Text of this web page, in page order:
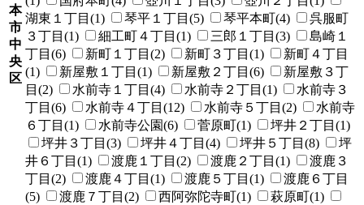
本
市
中
央
区
湖東１丁目(1)
琴平１丁目(5) 琴平本町(4)
呉服町
３丁目(1)
細工町４丁目(1) 三郎１丁目(3)
島崎１
丁目(6)
新町１丁目(2) 新町３丁目(1)
新町４丁目
(1)
新屋敷１丁目(1) 新屋敷２丁目(6)
新屋敷３丁
目(2)
水前寺１丁目(4) 水前寺２丁目(1)
水前寺３
丁目(6)
水前寺４丁目(12) 水前寺５丁目(2)
水前寺
６丁目(1)
水前寺公園(6) 菅原町(1)
坪井２丁目(1)
坪井３丁目(3)
坪井４丁目(4) 坪井５丁目(8)
坪
井６丁目(1)
渡鹿１丁目(2) 渡鹿２丁目(1)
渡鹿３
丁目(2)
渡鹿４丁目(1) 渡鹿５丁目(1)
渡鹿６丁目
(5)
渡鹿７丁目(2) 西阿弥陀寺町(1)
萩原町(1)